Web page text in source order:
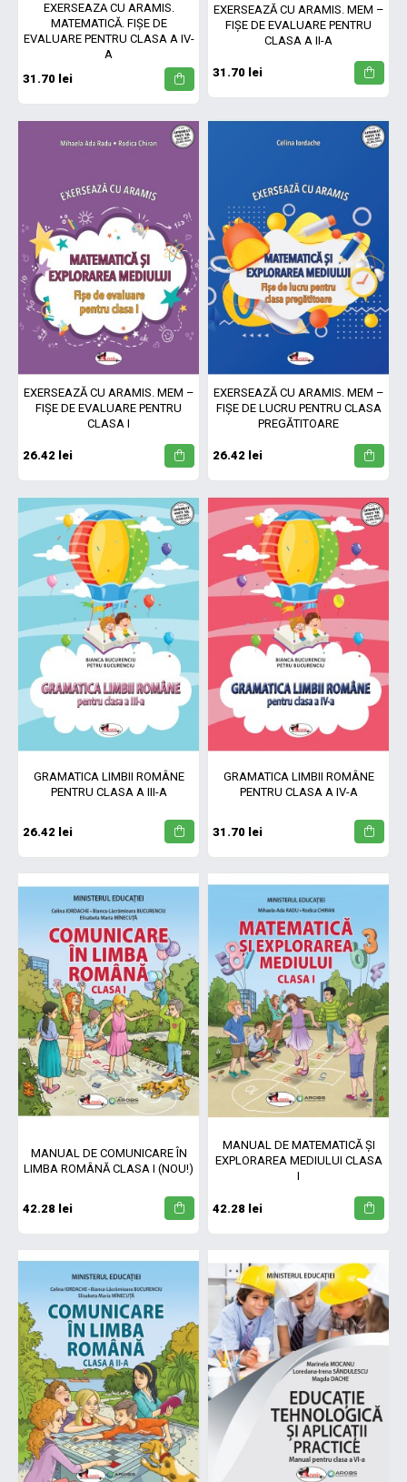
EXERSEAZĂ CU ARAMIS.
MATEMATICĂ. FIȘE DE
EVALUARE PENTRU CLASA A IV-
A
31.70 lei
EXERSEAZĂ CU ARAMIS. MEM –
FIȘE DE EVALUARE PENTRU
CLASA A II-A
31.70 lei
EXERSEAZĂ CU ARAMIS. MEM –
FIȘE DE EVALUARE PENTRU
CLASA I
26.42 lei
EXERSEAZĂ CU ARAMIS. MEM –
FIȘE DE LUCRU PENTRU CLASA
PREGĂTITOARE
26.42 lei
GRAMATICA LIMBII ROMÂNE
PENTRU CLASA A III-A
26.42 lei
GRAMATICA LIMBII ROMÂNE
PENTRU CLASA A IV-A
31.70 lei
MANUAL DE COMUNICARE ÎN
LIMBA ROMÂNĂ CLASA I (NOU!)
42.28 lei
MANUAL DE MATEMATICĂ ȘI
EXPLORAREA MEDIULUI CLASA
I
42.28 lei